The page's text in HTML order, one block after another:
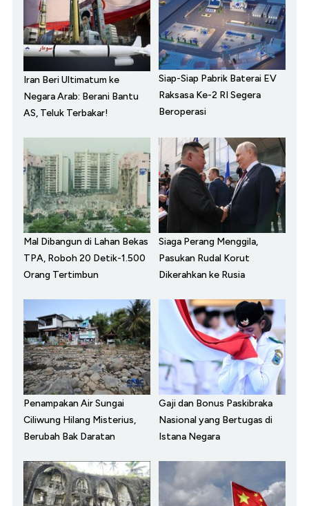
Iran Beri Ultimatum ke
Negara Arab: Berani Bantu
AS, Teluk Terbakar!
Siap-Siap Pabrik Baterai EV
Raksasa Ke-2 RI Segera
Beroperasi
Mal Dibangun di Lahan Bekas
TPA, Roboh 20 Detik-1.500
Orang Tertimbun
Siaga Perang Menggila,
Pasukan Rudal Korut
Dikerahkan ke Rusia
Penampakan Air Sungai
Ciliwung Hilang Misterius,
Berubah Bak Daratan
Gaji dan Bonus Paskibraka
Nasional yang Bertugas di
Istana Negara